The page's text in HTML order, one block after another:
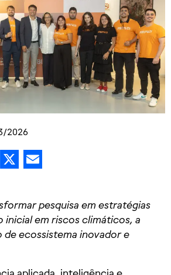
2026
LinkedIn
X
pesquisa em estratégias
em riscos climáticos, a
ecossistema inovador e